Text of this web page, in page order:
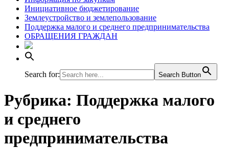
Инициативное бюджетирование
Землеустройство и землепользование
Поддержка малого и среднего предпринимательства
ОБРАЩЕНИЯ ГРАЖДАН
Search for: Search Button
Рубрика: Поддержка малого
и среднего
предпринимательства